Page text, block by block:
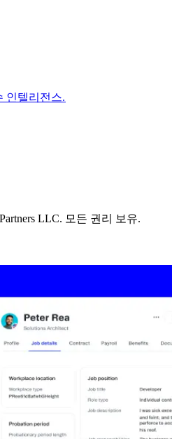
인텔리전스.​​
LLC. 모든 권리 보유.​​